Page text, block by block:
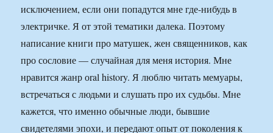
исключением, если они попадутся мне где-нибудь в
электричке. Я от этой тематики далека. Поэтому
написание книги про матушек, жен священников, как
про сословие — случайная для меня история. Мне
нравится жанр оral history. Я люблю читать мемуары,
встречаться с людьми и слушать про их судьбы. Мне
кажется, что именно обычные люди, бывшие
свидетелями эпохи, и передают опыт от поколения к